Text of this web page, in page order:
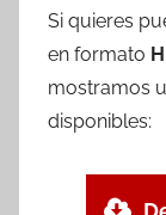
Si quieres
en formato
mostramos
disponibles: